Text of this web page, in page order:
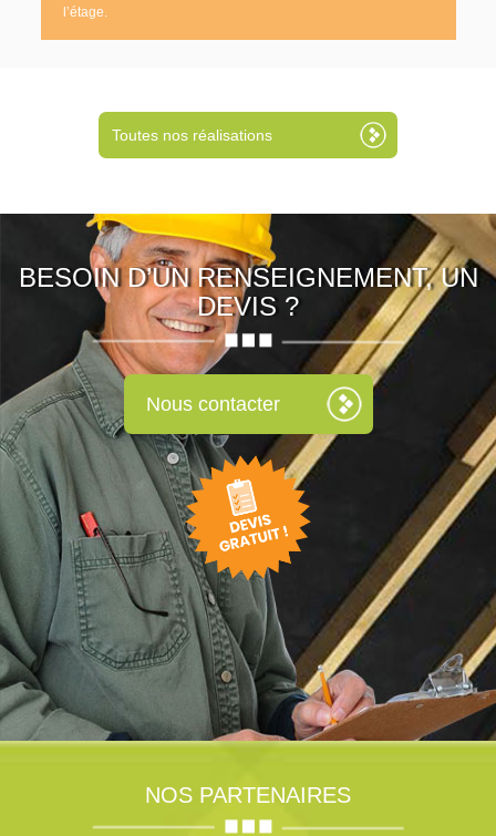
l’étage.
Toutes nos réalisations
BESOIN D’UN RENSEIGNEMENT, UN
DEVIS ?
Nous contacter
NOS PARTENAIRES